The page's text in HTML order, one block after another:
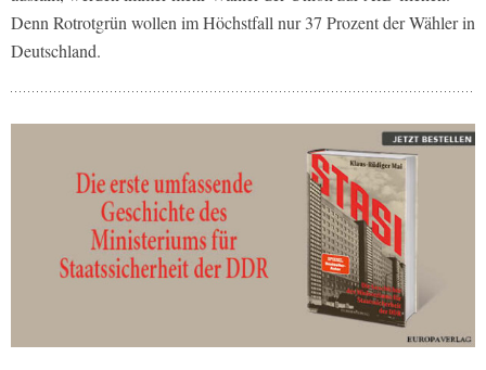
Denn Rotrotgrün wollen im Höchstfall nur 37 Prozent der Wähler in
Deutschland.